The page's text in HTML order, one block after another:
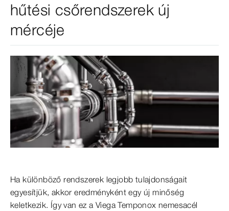
hűtési csőrendszerek új
mércéje
Ha különböző rendszerek legjobb tulajdonságait
egyesítjük, akkor eredményként egy új minőség
keletkezik. Így van ez a Viega Temponox nemesacél